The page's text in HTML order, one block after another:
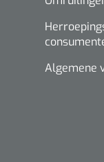
Algemene